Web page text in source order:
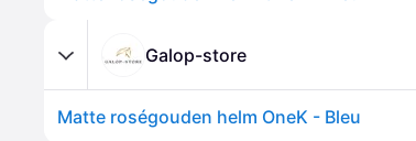
Galop-store
Matte roségouden helm OneK - Bleu